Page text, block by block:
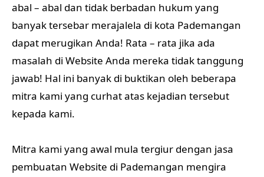
abal – abal dan tidak berbadan hukum yang
banyak tersebar merajalela di kota Pademangan
dapat merugikan Anda! Rata – rata jika ada
masalah di Website Anda mereka tidak tanggung
jawab! Hal ini banyak di buktikan oleh beberapa
mitra kami yang curhat atas kejadian tersebut
kepada kami.
Mitra kami yang awal mula tergiur dengan jasa
pembuatan Website di Pademangan mengira